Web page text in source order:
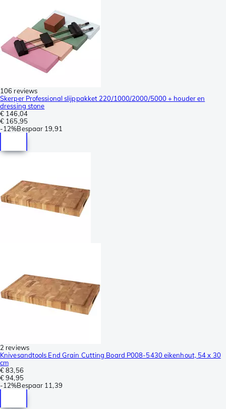
106 reviews
Skerper Professional slijppakket 220/1000/2000/5000 + houder en
dressing stone
€ 146,04
€ 165,95
-12%Bespaar 19,91
2 reviews
Knivesandtools End Grain Cutting Board P008-5430 eikenhout, 54 x 30
cm
€ 83,56
€ 94,95
-12%Bespaar 11,39